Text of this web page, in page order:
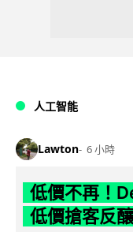
人工智能
Lawton 6 小時
低價不再！
低價搶客反